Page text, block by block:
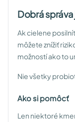
Dobrá
Ak cielene
môžete znížiť
možností ako to
Nie všetky
Ako si pomôcť
Len niektoré